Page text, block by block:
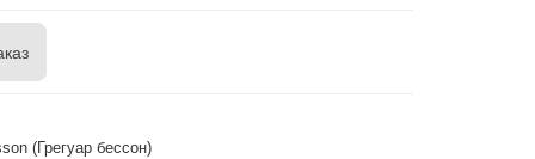
(Грегуар бессон)